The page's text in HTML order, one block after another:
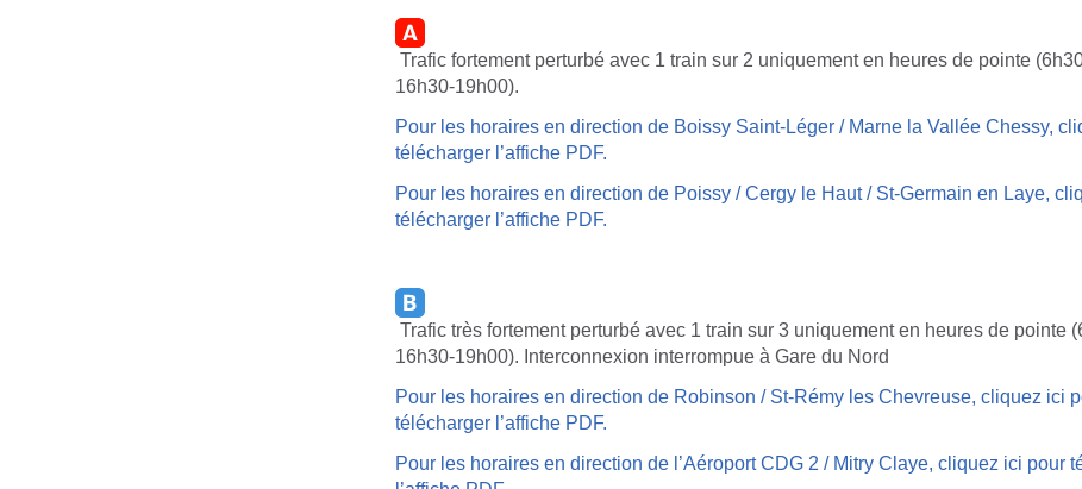
Trafic fortement perturbé avec 1 train sur 2 uniquement en heures de pointe
16h30-19h00).
Pour les horaires en direction de Boissy Saint-Léger / Marne la Vallée Chessy,
télécharger l’affiche PDF.
Pour les horaires en direction de Poissy / Cergy le Haut / St-Germain en Laye,
télécharger l’affiche PDF.
Trafic très fortement perturbé avec 1 train sur 3 uniquement en heures de pointe
16h30-19h00). Interconnexion interrompue à Gare du Nord
Pour les horaires en direction de Robinson / St-Rémy les Chevreuse, cliquez ici
télécharger l’affiche PDF.
Pour les horaires en direction de l’Aéroport CDG 2 / Mitry Claye, cliquez ici pour